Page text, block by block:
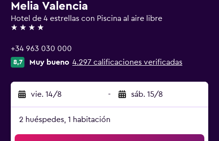
Melia Valencia
Hotel de 4 estrellas con Piscina al aire libre
4 estrellas
+34 963 030 000
8,7 Muy bueno 4.297 calificaciones verificadas
vie. 14/8 - sáb. 15/8
2 huéspedes, 1 habitación